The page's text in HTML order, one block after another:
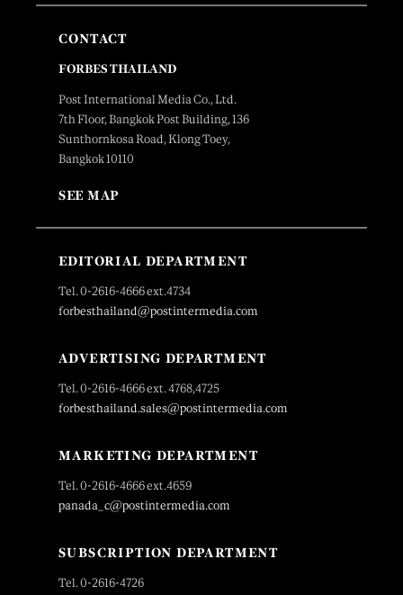
CONTACT
FORBES THAILAND
Post International Media Co., Ltd.
7th Floor, Bangkok Post Building, 136
Sunthornkosa Road, Klong Toey,
Bangkok 10110
SEE MAP
EDITORIAL DEPARTMENT
Tel. 0-2616-4666 ext.4734
forbesthailand@postintermedia.com
ADVERTISING DEPARTMENT
Tel. 0-2616-4666 ext. 4768,4725
forbesthailand.sales@postintermedia.com
MARKETING DEPARTMENT
Tel. 0-2616-4666 ext.4659
panada_c@postintermedia.com
SUBSCRIPTION DEPARTMENT
Tel. 0-2616-4726